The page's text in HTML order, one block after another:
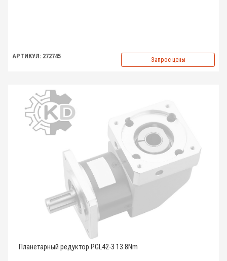
АРТИКУЛ: 272745 Запрос цены
Планетарный редуктор PGL42-3 13.8Nm